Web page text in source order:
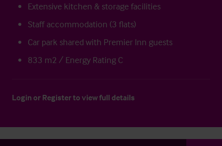
Extensive kitchen & storage facilities
Staff accommodation (3 flats)
Car park shared with Premier Inn guests
833 m2 / Energy Rating C
Login or Registerto view full details